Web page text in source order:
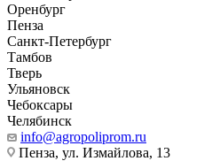
Оренбург
Пенза
Санкт-Петербург
Тамбов
Тверь
Ульяновск
Чебоксары
Челябинск
info@agropoliprom.ru
Пенза, ул. Измайлова, 13